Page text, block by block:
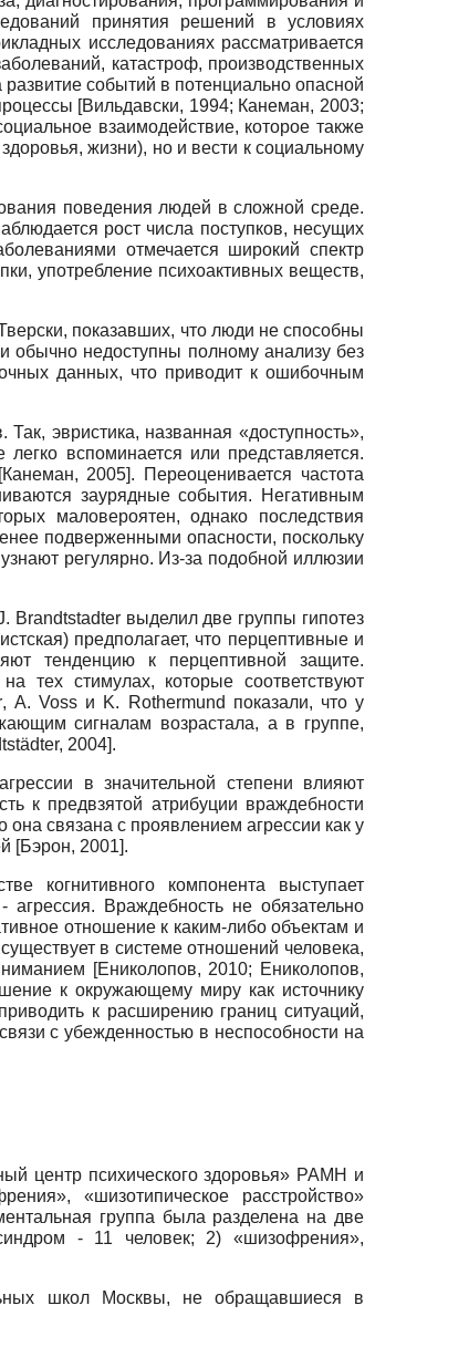
принятия решений в условиях
исследованиях рассматривается
катастроф, производственных
событий в потенциально опасной
[Вильдавски, 1994; Канеман, 2003;
взаимодействие, которое также
жизни), но и вести к социальному
поведения людей в сложной среде.
рост числа поступков, несущих
отмечается широкий спектр
употребление психоактивных веществ,
показавших, что люди не способны
обычно недоступны полному анализу без
данных, что приводит к ошибочным
эвристика, названная «доступность»,
вспоминается или представляется.
[Канеман, 2005]. Переоценивается частота
заурядные события. Негативным
маловероятен, однако последствия
подверженными опасности, поскольку
регулярно. Из-за подобной иллюзии
. Brandtstadterвыделил две группы гипотез
предполагает, что перцептивные и
тенденцию к перцептивной защите.
тех стимулах, которые соответствуют
, A.Voss и K. Rothermund показали, что у
сигналам возрастала, а в группе,
2004].
в значительной степени влияют
к предвзятой атрибуции враждебности
связана с проявлением агрессии как у
[Бэрон, 2001].
когнитивного компонента выступает
агрессия. Враждебность не обязательно
отношение к каким-либо объектам и
в системе отношений человека,
[Ениколопов, 2010; Ениколопов,
к окружающему миру как источнику
к расширению границ ситуаций,
с убежденностью в неспособности на
центр психического здоровья» РАМН и
«шизотипическое расстройство»
группа была разделена на две
- 11 человек; 2) «шизофрения»,
школ Москвы, не обращавшиеся в